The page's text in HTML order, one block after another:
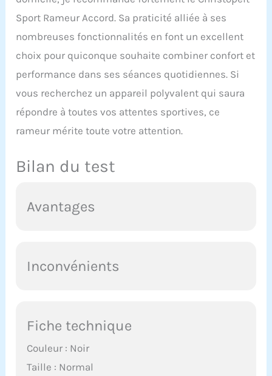
Sport Rameur Accord. Sa praticité alliée à ses
nombreuses fonctionnalités en font un excellent
choix pour quiconque souhaite combiner confort et
performance dans ses séances quotidiennes. Si
vous recherchez un appareil polyvalent qui saura
répondre à toutes vos attentes sportives, ce
rameur mérite toute votre attention.
Bilan du test
Avantages
Inconvénients
Fiche technique
Couleur : Noir
Taille : Normal